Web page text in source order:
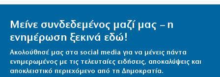
Μείνε συνδεδεμένος μαζί μας – η
ενημέρωση ξεκινά εδώ!
Ακολούθησέ μας στα social media για να μένεις πάντα
ενημερωμένος με τις τελευταίες ειδήσεις, αποκαλύψεις και
αποκλειστικό περιεχόμενο από τη Δημοκρατία.